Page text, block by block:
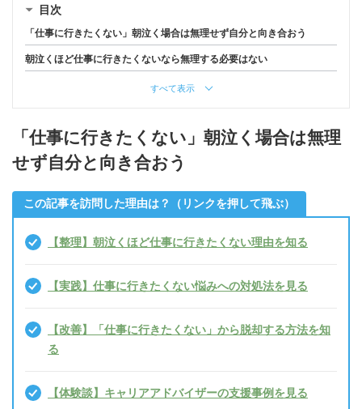
目次
「仕事に行きたくない」朝泣く場合は無理せず自分と向き合おう
朝泣くほど仕事に行きたくないなら無理する必要はない
すべて表示
「仕事に行きたくない」朝泣く場合は無理
せず自分と向き合おう
この記事を訪問した理由は？（リンクを押して飛ぶ）
【整理】朝泣くほど仕事に行きたくない理由を知る
【実践】仕事に行きたくない悩みへの対処法を見る
【改善】「仕事に行きたくない」から脱却する方法を知
る
【体験談】キャリアアドバイザーの支援事例を見る